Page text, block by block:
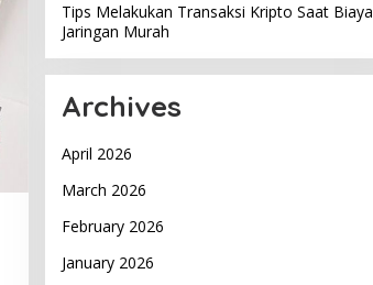
Tips Melakukan Transaksi Kripto Saat Biaya
Jaringan Murah
Archives
April 2026
March 2026
February 2026
January 2026